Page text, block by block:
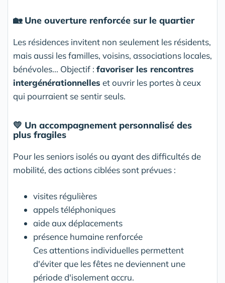
🏡 Une ouverture renforcée sur le quartier
Les résidences invitent non seulement les résidents,
mais aussi les familles, voisins, associations locales,
bénévoles... Objectif : favoriser les rencontres
intergénérationnelles et ouvrir les portes à ceux
qui pourraient se sentir seuls.
💛 Un accompagnement personnalisé des
plus fragiles
Pour les seniors isolés ou ayant des difficultés de
mobilité, des actions ciblées sont prévues :
visites régulières
appels téléphoniques
aide aux déplacements
présence humaine renforcée
Ces attentions individuelles permettent
d'éviter que les fêtes ne deviennent une
période d'isolement accru.